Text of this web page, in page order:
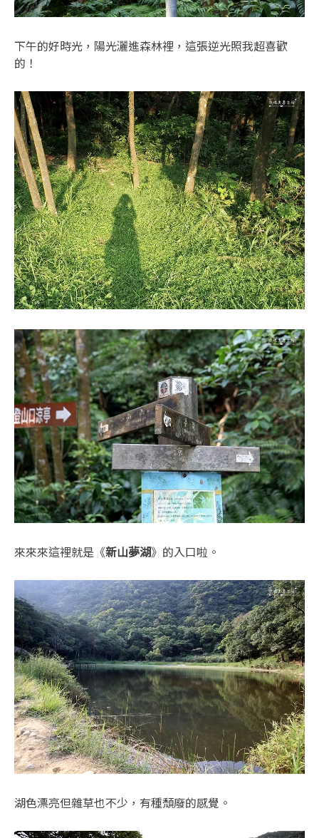
下午的好時光，陽光灑進森林裡，這張逆光照我超喜歡
的！
來來來這裡就是《新山夢湖》的入口啦。
湖色漂亮但雜草也不少，有種頹廢的感覺。